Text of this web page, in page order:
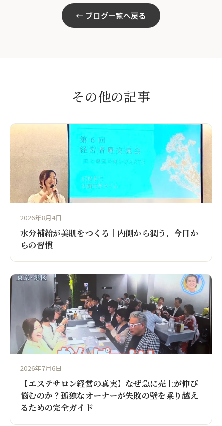
← ブログ一覧へ戻る
その他の記事
2026年8月4日
水分補給が美肌をつくる｜内側から潤う、今日か
らの習慣
2026年7月6日
【エステサロン経営の真実】なぜ急に売上が伸び
悩むのか？孤独なオーナーが失敗の壁を乗り越え
るための完全ガイド